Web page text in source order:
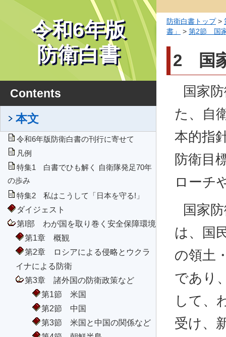
令和6年版
防衛白書
Contents
本文
令和6年版防衛白書の刊行に寄せて
凡例
特集1 白書でひも解く 自衛隊発足70年
の歩み
特集2 私はこうして「日本を守る!」
ダイジェスト
第I部 わが国を取り巻く安全保障環境
第1章 概観
第2章 ロシアによる侵略とウクラ
イナによる防衛
第3章 諸外国の防衛政策など
第1節 米国
第2節 中国
第3節 米国と中国の関係など
防衛白書トップ>
書」
> 第2節 国
2 国
国家
た、自
本的指
防衛目
ローチ
国家
は、国
の領土
であり
して、
受け、